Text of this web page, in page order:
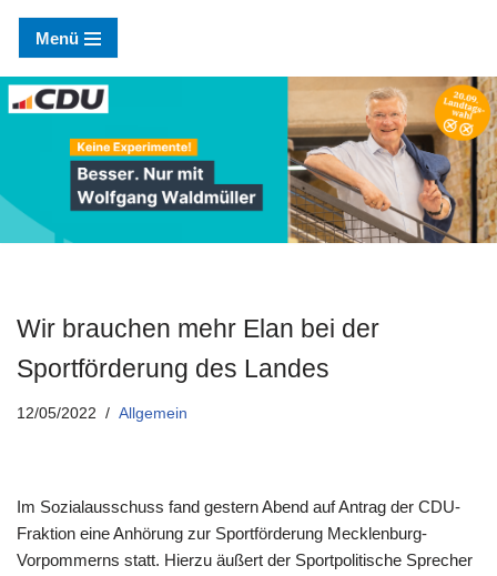
Zum
Inhalt
springen
Menü
Wir brauchen mehr Elan bei der
Sportförderung des Landes
12/05/2022 Allgemein
Im Sozialausschuss fand gestern Abend auf Antrag der CDU-
Fraktion eine Anhörung zur Sportförderung Mecklenburg-
Vorpommerns statt. Hierzu äußert der Sportpolitische Sprecher